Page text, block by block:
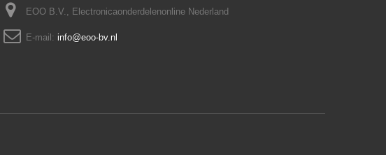
EOO B.V., Electronicaonderdelenonline Nederland
E-mail: info@eoo-bv.nl